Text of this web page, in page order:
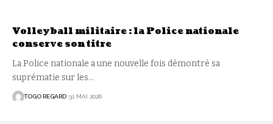
Volleyball militaire : la Police nationale
conserve son titre
La Police nationale a une nouvelle fois démontré sa
suprématie sur les…
TOGO REGARD 31 MAI 2026